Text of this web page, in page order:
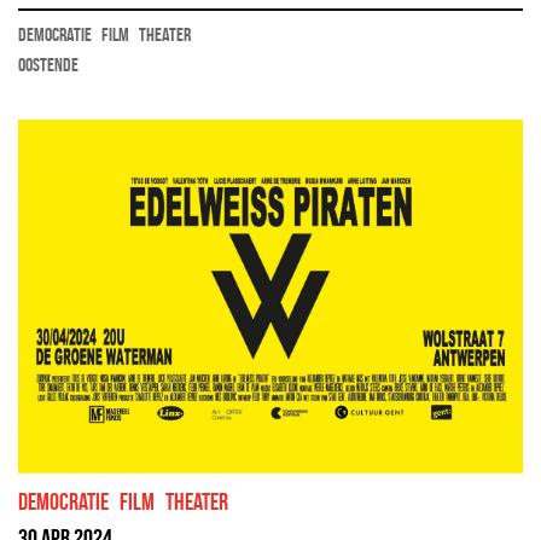
democratie film theater
Oostende
democratie film theater